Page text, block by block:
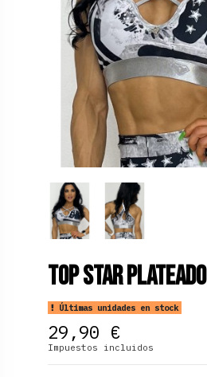
Top Star Plateado
Últimas unidades en stock
29,90 €
Impuestos incluidos